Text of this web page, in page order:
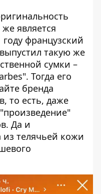
является
французский
выпустил такую ​​же
сумки –
Тогда его
бренда
то есть, даже
Да и
из телячьей кожи